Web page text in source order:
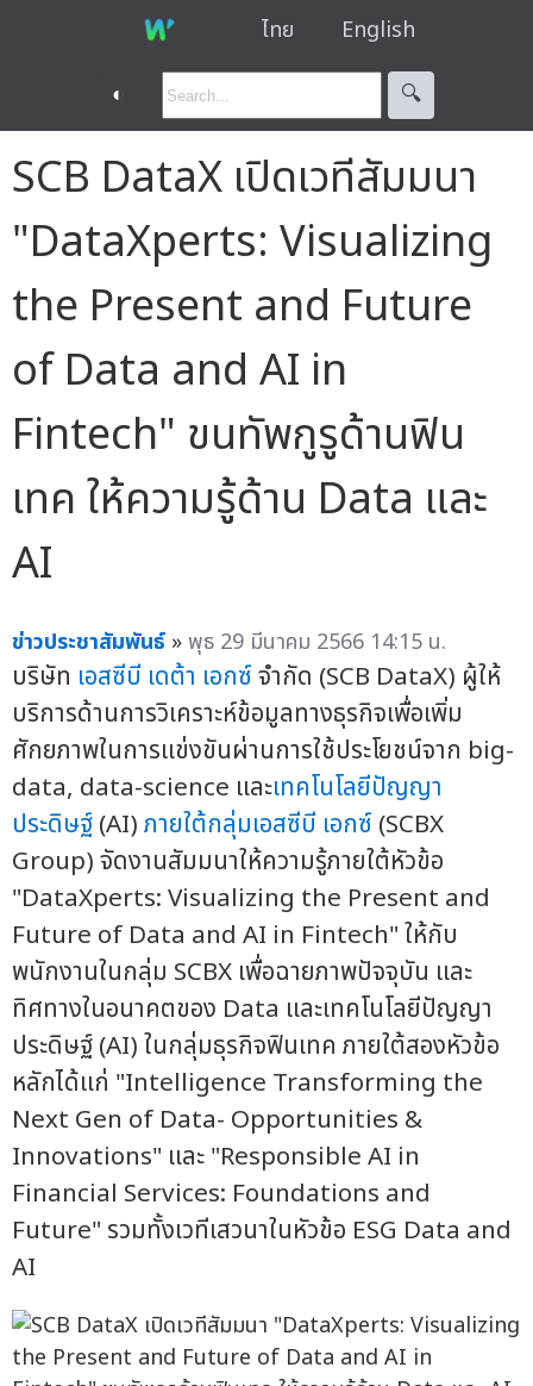
ไทย English
◐ 🔍︎
SCB DataX เปิดเวทีสัมมนา
"DataXperts: Visualizing
the Present and Future
of Data and AI in
Fintech" ขนทัพกูรูด้านฟิน
เทค ให้ความรู้ด้าน Data และ
AI
ข่าวประชาสัมพันธ์ »พุธ 29 มีนาคม 2566 14:15 น.
บริษัท เอสซีบี เดต้า เอกซ์จำกัด (SCB DataX) ผู้ให้
บริการด้านการวิเคราะห์ข้อมูลทางธุรกิจเพื่อเพิ่ม
ศักยภาพในการแข่งขันผ่านการใช้ประโยชน์จาก big-
data, data-science และเทคโนโลยีปัญญา
ประดิษฐ์(AI)ภายใต้กลุ่มเอสซีบี เอกซ์ (SCBX
Group) จัดงานสัมมนาให้ความรู้ภายใต้หัวข้อ
"DataXperts: Visualizing the Present and
Future of Data and AI in Fintech" ให้กับ
พนักงานในกลุ่ม SCBX เพื่อฉายภาพปัจจุบัน และ
ทิศทางในอนาคตของ Data และเทคโนโลยีปัญญา
ประดิษฐ์ (AI) ในกลุ่มธุรกิจฟินเทค ภายใต้สองหัวข้อ
หลักได้แก่ "Intelligence Transforming the
Next Gen of Data- Opportunities &
Innovations" และ "Responsible AI in
Financial Services: Foundations and
Future" รวมทั้งเวทีเสวนาในหัวข้อ ESG Data and
AI